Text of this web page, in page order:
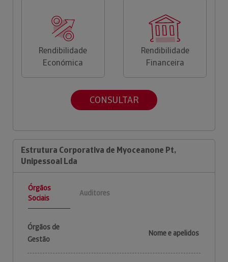
Rendibilidade
Económica
Rendibilidade
Financeira
CONSULTAR
Estrutura Corporativa de Myoceanone Pt,
Unipessoal Lda
Órgãos
Sociais
Auditores
Órgãos de
Gestão
Nome e apelidos